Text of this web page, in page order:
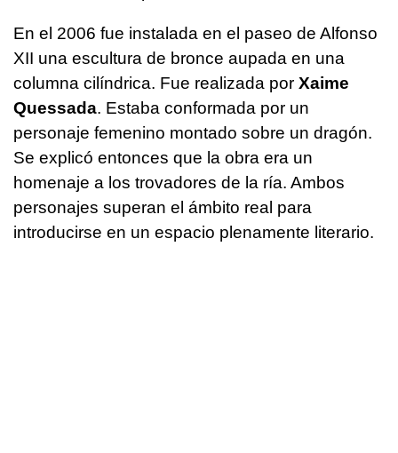
En el 2006 fue instalada en el paseo de Alfonso
XII una escultura de bronce aupada en una
columna cilíndrica. Fue realizada por Xaime
Quessada. Estaba conformada por un
personaje femenino montado sobre un dragón.
Se explicó entonces que la obra era un
homenaje a los trovadores de la ría. Ambos
personajes superan el ámbito real para
introducirse en un espacio plenamente literario.